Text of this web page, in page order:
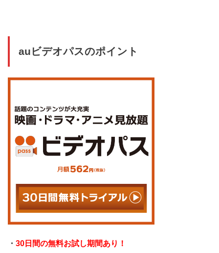
auビデオパスのポイント
・30日間の無料お試し期間あり！